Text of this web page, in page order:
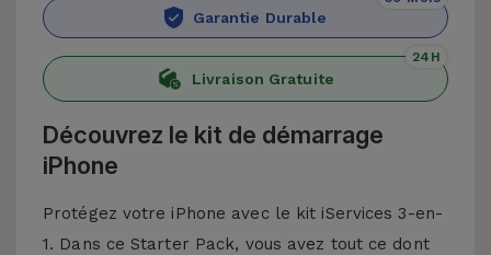
Garantie Durable
Livraison Gratuite
24H
Découvrez le kit de démarrage
iPhone
Protégez votre iPhone avec le kit iServices 3-en-
1. Dans ce Starter Pack, vous avez tout ce dont